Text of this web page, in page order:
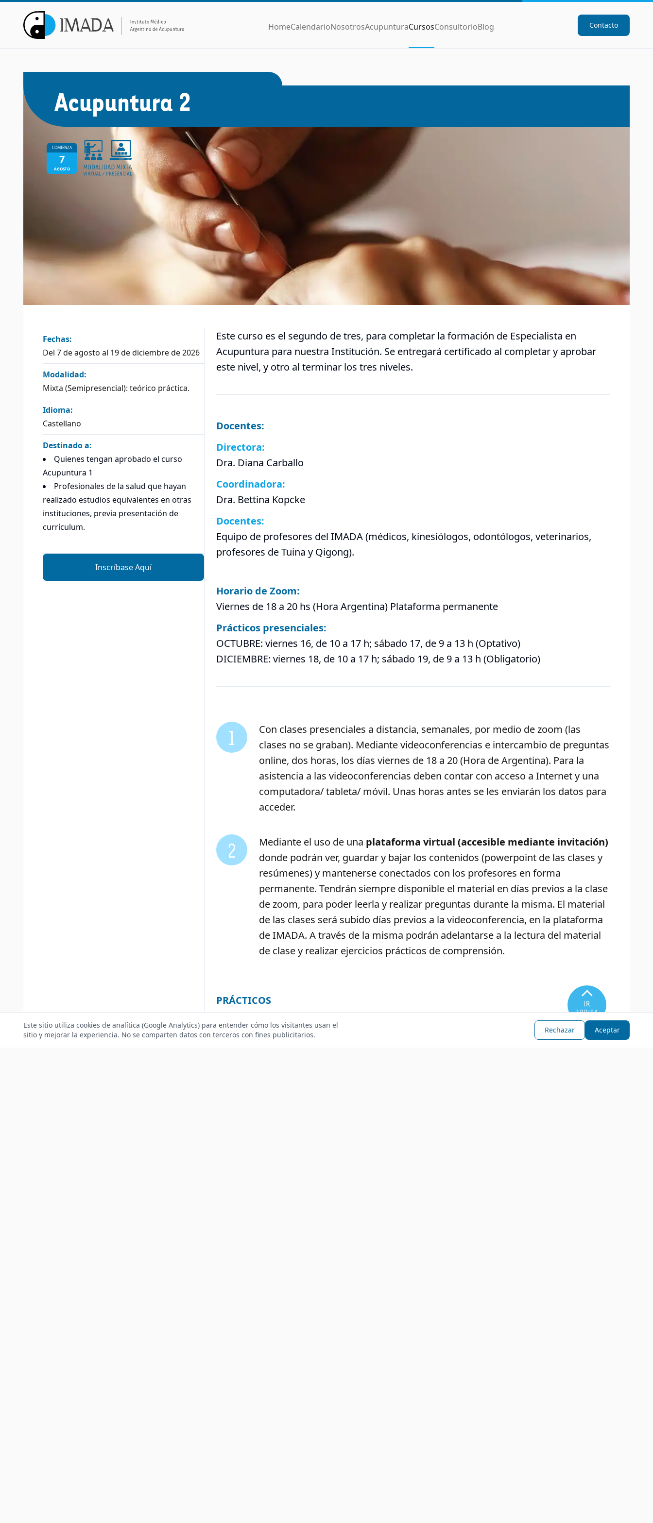
HomeCalendarioNosotrosAcupunturaCursosConsultorioBlog Contacto
Acupuntura 2
COMIENZA
7
AGOSTO
Fechas:
Del 7 de agosto al 19 de diciembre de 2026
Modalidad:
Mixta (Semipresencial): teórico práctica.
Idioma:
Castellano
Destinado a:
Quienes tengan aprobado el curso
Acupuntura 1
Profesionales de la salud que hayan
realizado estudios equivalentes en otras
instituciones, previa presentación de
currículum.
Inscríbase Aquí
Este curso es el segundo de tres, para completar la formación de Especialista en
Acupuntura para nuestra Institución. Se entregará certificado al completar y aprobar
este nivel, y otro al terminar los tres niveles.
Docentes:
Directora:
Dra. Diana Carballo
Coordinadora:
Dra. Bettina Kopcke
Docentes:
Equipo de profesores del IMADA (médicos, kinesiólogos, odontólogos, veterinarios,
profesores de Tuina y Qigong).
Horario de Zoom:
Viernes de 18 a 20 hs (Hora Argentina) Plataforma permanente
Prácticos presenciales:
OCTUBRE: viernes 16, de 10 a 17 h; sábado 17, de 9 a 13 h (Optativo)
DICIEMBRE: viernes 18, de 10 a 17 h; sábado 19, de 9 a 13 h (Obligatorio)
1
Con clases presenciales a distancia, semanales, por medio de zoom (las
clases no se graban). Mediante videoconferencias e intercambio de preguntas
online, dos horas, los días viernes de 18 a 20 (Hora de Argentina). Para la
asistencia a las videoconferencias deben contar con acceso a Internet y una
computadora/ tableta/ móvil. Unas horas antes se les enviarán los datos para
acceder.
2 Mediante el uso de una plataforma virtual (accesible mediante invitación)
donde podrán ver, guardar y bajar los contenidos (powerpoint de las clases y
resúmenes) y mantenerse conectados con los profesores en forma
permanente. Tendrán siempre disponible el material en días previos a la clase
de zoom, para poder leerla y realizar preguntas durante la misma. El material
de las clases será subido días previos a la videoconferencia, en la plataforma
de IMADA. A través de la misma podrán adelantarse a la lectura del material
de clase y realizar ejercicios prácticos de comprensión.
PRÁCTICOS
A)Ejercicios a resolver a través de la plataforma virtual, en forma semanal.
B)DOS fines de semana presenciales de pasantía clínica con pacientes, y práctico de
Este sitio utiliza cookies de analítica (Google Analytics) para entender cómo los visitantes usan el
sitio y mejorar la experiencia. No se comparten datos con terceros con fines publicitarios.
Rechazar Aceptar